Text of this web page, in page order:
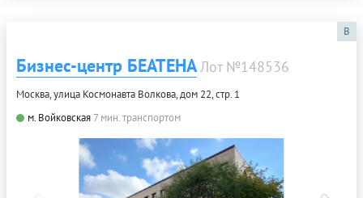
B
Бизнес-центр БЕАТЕНАЛот №148536
Москва, улица Космонавта Волкова, дом 22, стр. 1
м. Войковская 7 мин. транспортом